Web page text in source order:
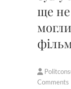
ще
Comments